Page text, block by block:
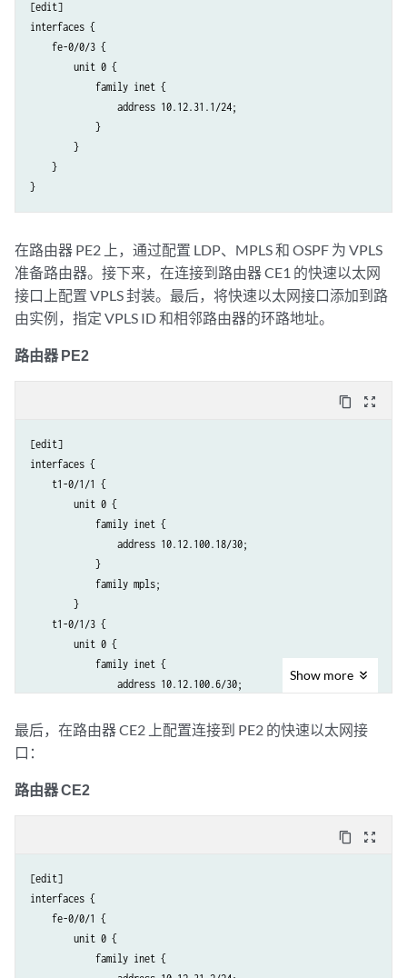
            neighbor 10.255.170.96;
            neighbor 10.255.170.102;
        }
        area 0.0.0.0 {
            interface t1-0/1/2.0;
            interface t1-0/1/3.0;
            interface so-0/2/2.0;
            interface fe-0/0/3.0;
            }
        }
    }
    ldp {
        interface fe-0/0/3.0;
        interface t1-0/1/2.0;
}
routing-instances {
    v1 {
        instance-type vpls;
        route-distinguisher 10.255.170.98:1;
        vrf-target target:1:2;
        protocols {
            vpls {
                site-range 10;
                site 1 {
                    site-identifier 1;
                }
                vpls-id 101;
                    neighbor 10.255.170.106;
                    neighbor 10.255.170.104;
            }
        }
    }
protocols {
        interface all;
    ospf {
        area 0.0.0.0 {
            interface t1-0/1/0.0;
            interface t1-1/1/1.0;
                passive;
            }
        }
    }
        interface t1-0/1/0.0;
routing-instances {
    v1 {
        instance-type vpls;
interface fe-0/0/3.0;
        protocols {
            vpls {
neighbor 10.255.170.98;
            }
        }
[edit]
interfaces {
    fe-0/0/3 {
        unit 0 {
            family inet {
                address 10.12.31.1/24;
            }
        }
    }
在路由器 PE2 上，通过配置 LDP、MPLS 和 OSPF 为 VPLS
准备路由器。接下来，在连接到路由器 CE1 的快速以太网
接口上配置 VPLS 封装。最后，将快速以太网接口添加到路
由实例，指定 VPLS ID 和相邻路由器的环路地址。
路由器 PE2
content_copy zoom_out_map
[edit]
interfaces {
    t1-0/1/1 {
        unit 0 {
            family inet {
                address 10.12.100.18/30;
            }
            family mpls;
        }
    t1-0/1/3 {
        unit 0 {
            family inet {
                address 10.12.100.6/30;
            family mpls;
    }
    fe-1/0/2 {
    }
}
protocols {
    mpls {
        interface all;
Show more
最后，在路由器 CE2 上配置连接到 PE2 的快速以太网接
口：
路由器 CE2
content_copy zoom_out_map
[edit]
interfaces {
    fe-0/0/1 {
        unit 0 {
            family inet {